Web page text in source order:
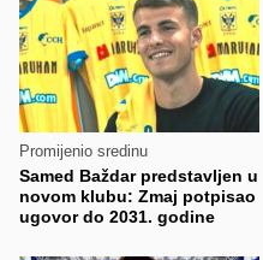
Promijenio sredinu
Samed Baždar predstavljen u
novom klubu: Zmaj potpisao
ugovor do 2031. godine